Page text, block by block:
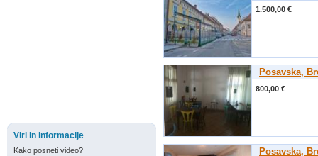
Viri in informacije
Kako posneti video?
1.500,00 €
Posavska,
800,00 €
Posavska,